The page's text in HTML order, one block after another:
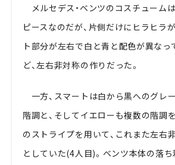
メルセデス・ベンツのコスチューム
ピースなのだが、片側だけにヒラヒラ
ト部分が左右で白と青と配色が異なっ
ど、左右非対称の作りだった。
一方、スマートは白から黒へのグレ
階調と、そしてイエローも複数の階調
のストライプを用いて、これまた左右
としていた(4人目)。ベンツ本体の落